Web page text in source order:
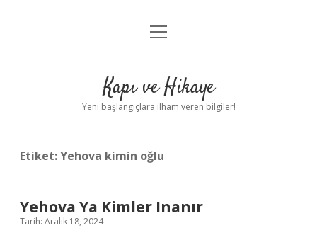
Anasayfa
Yasal Uyarı
menüyü
Kapı ve Hikaye
Yeni başlangıçlara ilham veren bilgiler!
Etiket:Yehova kimin oğlu
Yehova Ya Kimler Inanır
Tarih: Aralık 18, 2024